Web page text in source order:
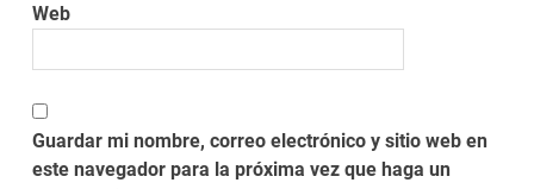
Web
Guardar mi nombre, correo electrónico y sitio web en
este navegador para la próxima vez que haga un